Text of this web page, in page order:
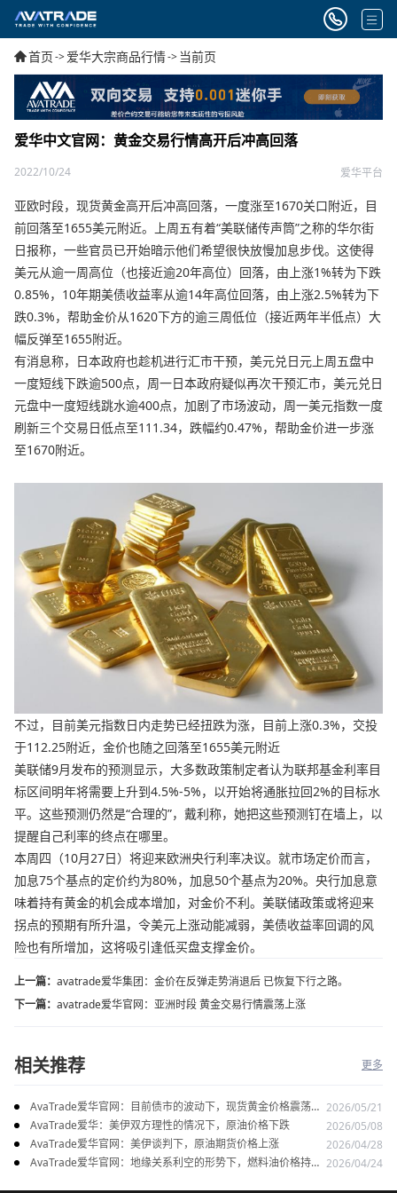
首页->爱华大宗商品行情-> 当前页
爱华中文官网：黄金交易行情高开后冲高回落
2022/10/24 爱华平台
亚欧时段，现货黄金高开后冲高回落，一度涨至1670关口附近，目
前回落至1655美元附近。上周五有着“美联储传声筒”之称的华尔街
日报称，一些官员已开始暗示他们希望很快放慢加息步伐。这使得
美元从逾一周高位（也接近逾20年高位）回落，由上涨1%转为下跌
0.85%，10年期美债收益率从逾14年高位回落，由上涨2.5%转为下
跌0.3%，帮助金价从1620下方的逾三周低位（接近两年半低点）大
幅反弹至1655附近。
有消息称，日本政府也趁机进行汇市干预，美元兑日元上周五盘中
一度短线下跌逾500点，周一日本政府疑似再次干预汇市，美元兑日
元盘中一度短线跳水逾400点，加剧了市场波动，周一美元指数一度
刷新三个交易日低点至111.34，跌幅约0.47%，帮助金价进一步涨
至1670附近。
不过，目前美元指数日内走势已经扭跌为涨，目前上涨0.3%，交投
于112.25附近，金价也随之回落至1655美元附近
美联储9月发布的预测显示，大多数政策制定者认为联邦基金利率目
标区间明年将需要上升到4.5%-5%，以开始将通胀拉回2%的目标水
平。这些预测仍然是“合理的”，戴利称，她把这些预测钉在墙上，以
提醒自己利率的终点在哪里。
本周四（10月27日）将迎来欧洲央行利率决议。就市场定价而言，
加息75个基点的定价约为80%，加息50个基点为20%。央行加息意
味着持有黄金的机会成本增加，对金价不利。美联储政策或将迎来
拐点的预期有所升温，令美元上涨动能减弱，美债收益率回调的风
险也有所增加，这将吸引逢低买盘支撑金价。
上一篇： avatrade爱华集团：金价在反弹走势消退后 已恢复下行之路。
下一篇： avatrade爱华官网：亚洲时段 黄金交易行情震荡上涨
相关推荐 更多
AvaTrade爱华官网：目前债市的波动下，现货黄金价格震荡走
势
2026/05/21
AvaTrade爱华：美伊双方理性的情况下，原油价格下跌
2026/05/08
AvaTrade爱华官网：美伊谈判下，原油期货价格上涨
2026/04/28
AvaTrade爱华官网：地缘关系利空的形势下，燃料油价格持续 2026/04/24